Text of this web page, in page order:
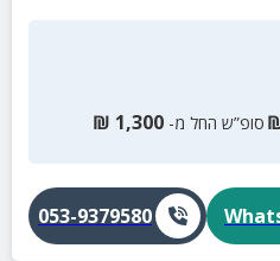
סופ”ש החל מ- 1,300
₪
053-9379580